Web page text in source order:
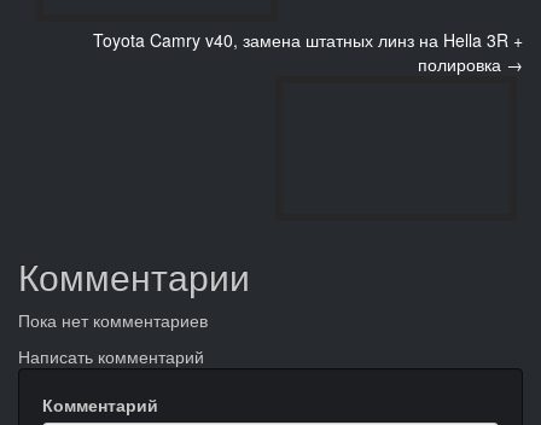
Toyota Camry v40, замена штатных линз на Hella 3R +
полировка →
Комментарии
Пока нет комментариев
Написать комментарий
Комментарий